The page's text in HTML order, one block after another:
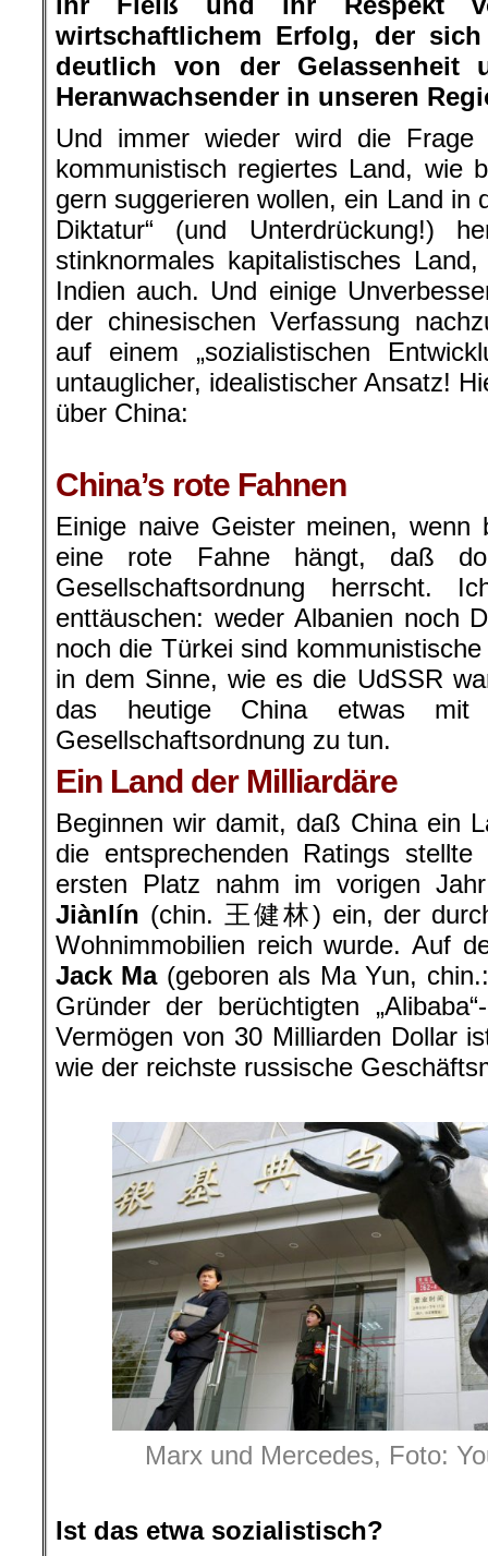
wirtschaftlichem Erfolg, der
deutlich von der Gelassenheit
Heranwachsender in unseren
Und immer wieder wird die
kommunistisch regiertes Land, wie
gern suggerieren wollen, ein Land in
Diktatur“ (und Unterdrückung!)
stinknormales kapitalistisches
Indien auch. Und einige
der chinesischen Verfassung
auf einem „sozialistischen
untauglicher, idealistischer Ansatz!
über China:
China’s rote Fahnen
Einige naive Geister meinen, wenn
eine rote Fahne hängt, daß
Gesellschaftsordnung
enttäuschen: weder Albanien noch
noch die Türkei sind
in dem Sinne, wie es die UdSSR
das heutige China etwas mit
Gesellschaftsordnung zu tun.
Ein Land der Milliardäre
Beginnen wir damit, daß China ein
die entsprechenden Ratings
ersten Platz nahm im vorigen
Jiànlín (chin. 王健林) ein, der
Wohnimmobilien reich wurde. Auf
Jack Ma(geboren als Ma Yun,
Gründer der berüchtigten
Vermögen von 30 Milliarden Dollar
wie der reichste russische
Marx und Mercedes, Foto:
Ist das etwa sozialistisch?